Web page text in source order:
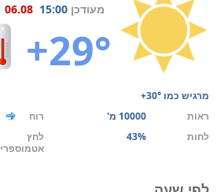
מעודכן 15:00
06.08
+29°
מרגיש כמו +30°
ראות
10000 מ' רוח
לחות
43%
לחץ
אטמוספרי